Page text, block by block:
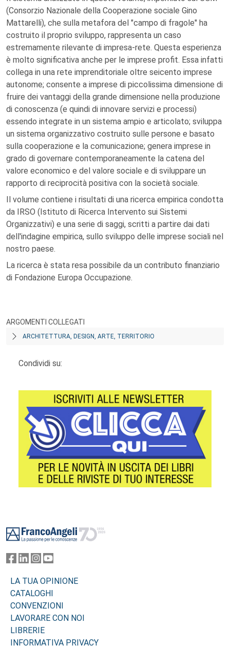
(Consorzio Nazionale della Cooperazione sociale Gino
Mattarelli), che sulla metafora del "campo di fragole" ha
costruito il proprio sviluppo, rappresenta un caso
estremamente rilevante di impresa-rete. Questa esperienza
è molto significativa anche per le imprese profit. Essa infatti
collega in una rete imprenditoriale oltre seicento imprese
autonome; consente a imprese di piccolissima dimensione di
fruire dei vantaggi della grande dimensione nella produzione
di conoscenza (e quindi di innovare servizi e processi)
essendo integrate in un sistema ampio e articolato; sviluppa
un sistema organizzativo costruito sulle persone e basato
sulla cooperazione e la comunicazione; genera imprese in
grado di governare contemporaneamente la catena del
valore economico e del valore sociale e di sviluppare un
rapporto di reciprocità positiva con la società sociale.
Il volume contiene i risultati di una ricerca empirica condotta
da IRSO (Istituto di Ricerca Intervento sui Sistemi
Organizzativi) e una serie di saggi, scritti a partire dai dati
dell'indagine empirica, sullo sviluppo delle imprese sociali nel
nostro paese.
La ricerca è stata resa possibile da un contributo finanziario
di Fondazione Europa Occupazione.
ARGOMENTI COLLEGATI
ARCHITETTURA, DESIGN, ARTE, TERRITORIO
Condividi su:
LA TUA OPINIONE
CATALOGHI
CONVENZIONI
LAVORARE CON NOI
LIBRERIE
INFORMATIVA PRIVACY